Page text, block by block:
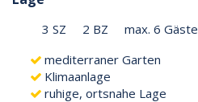
3 SZ 2 BZ max. 6 Gäste
mediterraner Garten
Klimaanlage
ruhige, ortsnahe Lage